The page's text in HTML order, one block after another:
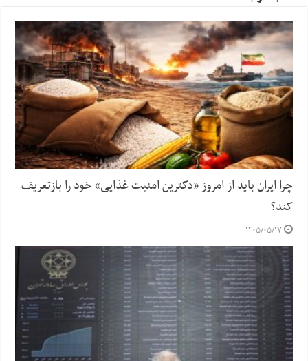
چرا ایران باید از امروز «دکترین امنیت غذایی» خود را بازتعریف
کند؟
۱۴۰۵/۰۵/۱۷